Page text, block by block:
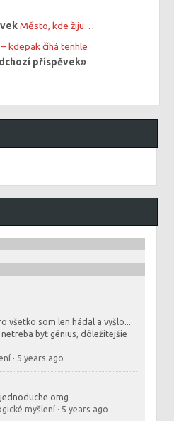
Město, kde žiju…
kdepak číhá tenhle
příspěvek»
všetko som len hádal a vyšlo...
byť génius, dôležitejšie
· 5 years ago
omg
myšlení · 5 years ago